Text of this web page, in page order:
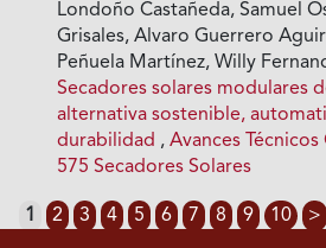
Londoño Castañeda, Samuel
Grisales, Alvaro Guerrero
Peñuela Martínez, Willy
Secadores solares modulares
alternativa sostenible,
durabilidad ,Avances
575 Secadores Solares
1 2 3 4 5 6 7 8 9 10 >